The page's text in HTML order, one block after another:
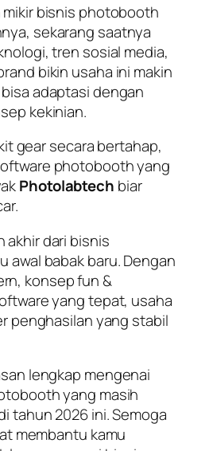
mikir bisnis photobooth
sekarang saatnya
tren sosial media,
bikin usaha ini makin
adaptasi dengan
kekinian.
gear secara bertahap,
photobooth yang
Photolabtech biar
akhir dari bisnis
awal babak baru. Dengan
konsep fun &
yang tepat, usaha
penghasilan yang stabil
lengkap mengenai
yang masih
tahun 2026 ini. Semoga
membantu kamu